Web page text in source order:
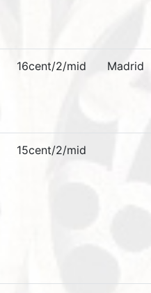
16cent/2/mid Madrid
15cent/2/mid